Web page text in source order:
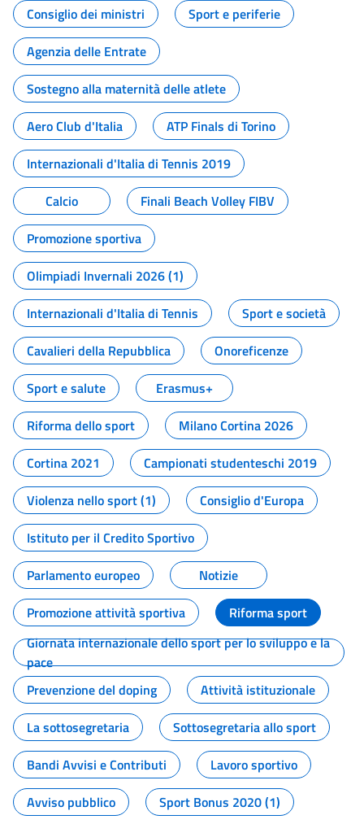
Consiglio dei ministri
Sport e periferie
Agenzia delle Entrate
Sostegno alla maternità delle atlete
Aero Club d'Italia
ATP Finals di Torino
Internazionali d'Italia di Tennis 2019
Calcio
Finali Beach Volley FIBV
Promozione sportiva
Olimpiadi Invernali 2026 (1)
Internazionali d'Italia di Tennis
Sport e società
Cavalieri della Repubblica
Onoreficenze
Sport e salute
Erasmus+
Riforma dello sport
Milano Cortina 2026
Cortina 2021
Campionati studenteschi 2019
Violenza nello sport (1)
Consiglio d'Europa
Istituto per il Credito Sportivo
Parlamento europeo
Notizie
Promozione attività sportiva
Riforma sport
Giornata internazionale dello sport per lo sviluppo e la
pace
Prevenzione del doping
Attività istituzionale
La sottosegretaria
Sottosegretaria allo sport
Bandi Avvisi e Contributi
Lavoro sportivo
Avviso pubblico
Sport Bonus 2020 (1)